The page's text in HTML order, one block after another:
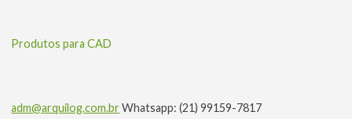
Produtos para CAD
adm@arquilog.com.brWhatsapp: (21) 99159-7817